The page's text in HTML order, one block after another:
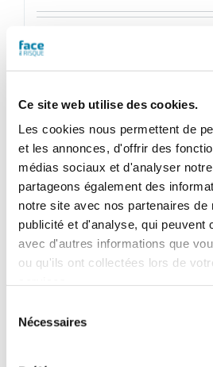
Ce site web utilise des cookies.
Les cookies nous permettent de
et les annonces, d'offrir des
médias sociaux et d'analyser
partageons également des
notre site avec nos partenaires de
publicité et d'analyse, qui peuvent
avec d'autres informations que
ou qu'ils ont collectées lors de
Nécessaires
de
au
n°
582
2022